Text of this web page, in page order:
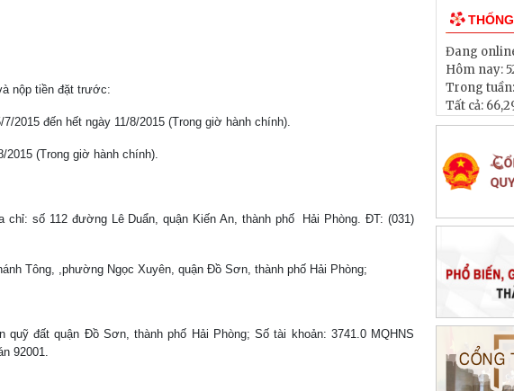
nộp tiền đặt trước:
đến hết ngày 11/8/2015 (Trong giờ hành chính).
(Trong giờ hành chính).
số 112 đường Lê Duẩn, quận Kiến An, thành phố Hải Phòng. ĐT: (031)
Tông, ,phường Ngọc Xuyên, quận Đồ Sơn, thành phố Hải Phòng;
đất quận Đồ Sơn, thành phố Hải Phòng; Số tài khoản: 3741.0 MQHNS
92001.
Đang
Hôm nay:
Trong tuần:
Tất cả: